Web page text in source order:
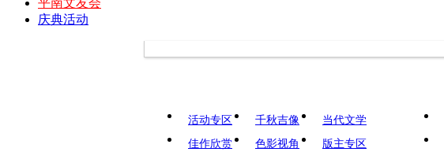
庆典活动
活动专区 千秋吉像
当代文学
佳作欣赏
色影视角 版主专区